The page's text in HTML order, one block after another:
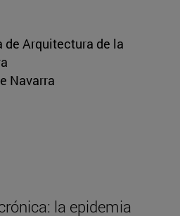
de Arquitectura de la
Navarra
la epidemia